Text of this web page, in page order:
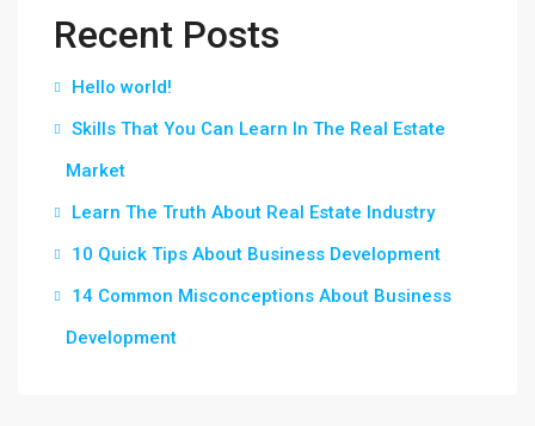
Recent Posts
Hello world!
Skills That You Can Learn In The Real Estate
Market
Learn The Truth About Real Estate Industry
10 Quick Tips About Business Development
14 Common Misconceptions About Business
Development